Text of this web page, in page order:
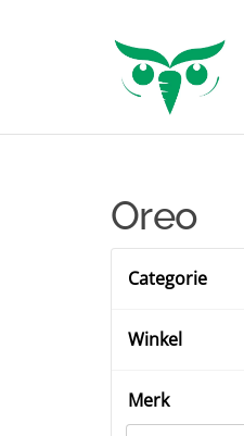
Oreo
Categorie
Winkel
Albert Heijn
Merk